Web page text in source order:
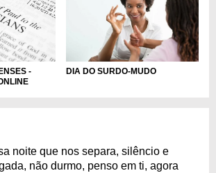
-
DIA DO SURDO-MUDO
noite que nos separa, silêncio e
não durmo, penso em ti, agora